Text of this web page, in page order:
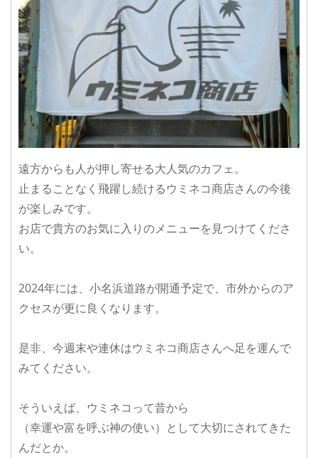
遠方からも人が押し寄せる大人気のカフェ。
止まることなく飛躍し続けるウミネコ商店さんの今後
が楽しみです。
お店で貴方のお気に入りのメニューを見つけてくださ
い。
2024年には、小名浜道路が開通予定で、市外からのア
クセスが更に良くなります。
是非、今週末や連休はウミネコ商店さんへ足を運んで
みてください。
そういえば、ウミネコって昔から
（幸運や富を呼ぶ神の使い）として大切にされてきた
んだとか。